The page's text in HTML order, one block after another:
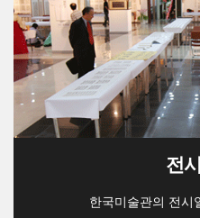
전
한국미술관의 전시